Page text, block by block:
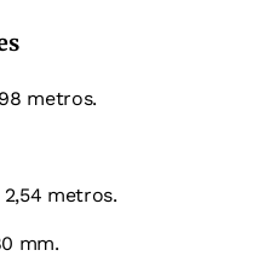
metros.
2,54 metros.
mm.